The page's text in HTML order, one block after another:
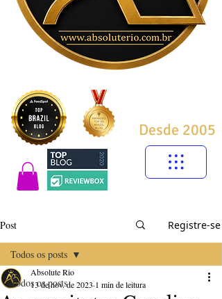
Desde 2005
Post Registre-se
Todos os posts
Todos os posts
Absolute Rio
13 de nov. de 2023 1 min de leitura